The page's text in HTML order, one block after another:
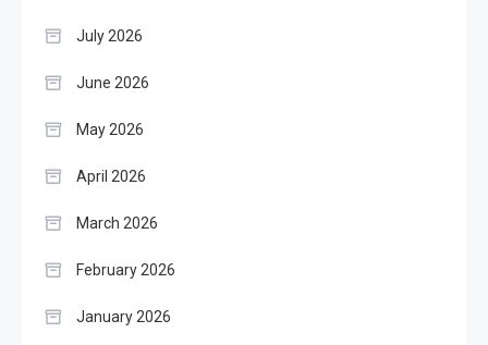
July 2026
June 2026
May 2026
April 2026
March 2026
February 2026
January 2026